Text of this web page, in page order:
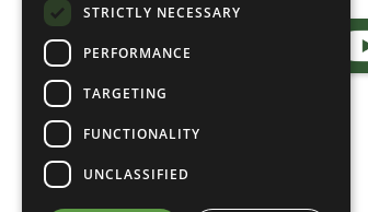
Telefon:
Gratis telefon:0333 0384 103
STRICTLY NECESSARY
PERFORMANCE
TARGETING
FUNCTIONALITY
UNCLASSIFIED